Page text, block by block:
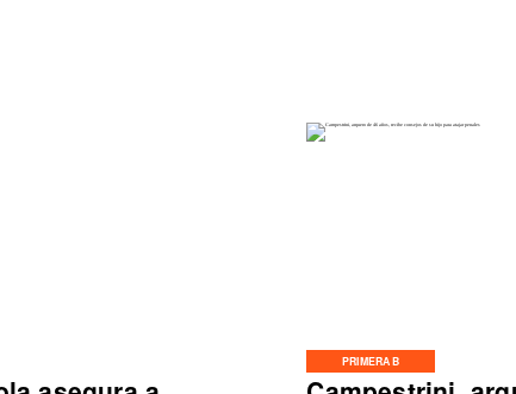
PRIMERA B